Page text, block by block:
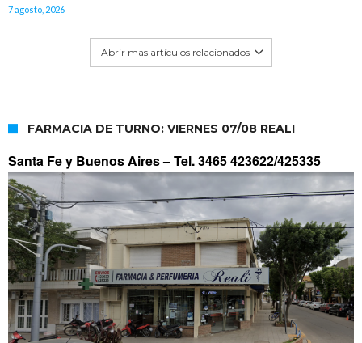
7 agosto, 2026
Abrir mas artículos relacionados
FARMACIA DE TURNO: VIERNES 07/08 REALI
Santa Fe y Buenos Aires –Tel. 3465 423622/425335